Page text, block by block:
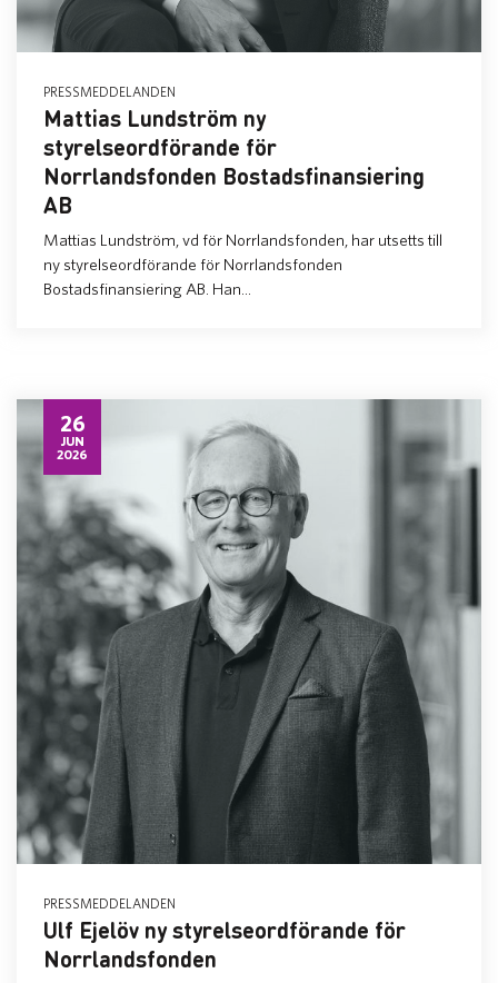
PRESSMEDDELANDEN
Mattias Lundström ny
styrelseordförande för
Norrlandsfonden Bostadsfinansiering
AB
Mattias Lundström, vd för Norrlandsfonden, har utsetts till
ny styrelseordförande för Norrlandsfonden
Bostadsfinansiering AB. Han...
26
JUN
2026
PRESSMEDDELANDEN
Ulf Ejelöv ny styrelseordförande för
Norrlandsfonden